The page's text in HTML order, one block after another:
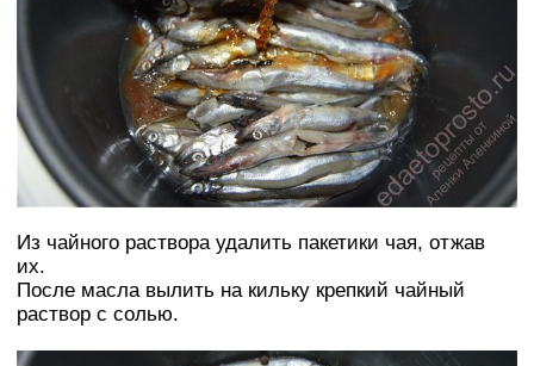
Из чайного раствора удалить пакетики чая, отжав
их.
После масла вылить на кильку крепкий чайный
раствор с солью.